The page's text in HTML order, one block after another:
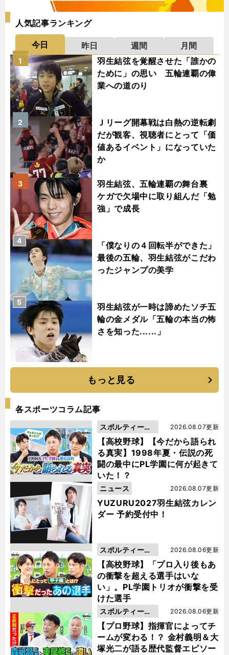
人気記事ランキング
今日 昨日 週間
月間
羽生結弦を覚醒させた「誰かの
ために」の思い 五輪連覇の偉
業への道のり
1
Ｊリーグ開幕戦は白熱の逆転劇
だが観客、視聴者にとって「価
値あるイベント」になっていた
か
2
羽生結弦、五輪連覇の舞台裏
ケガで欠場中に取り組んだ「勉
強」で成長
3
「僕なりの４回転半ができた」
最後の五輪、羽生結弦がこだわ
ったジャンプの美学
4
羽生結弦が一時は諦めたソチ五
輪の金メダル「五輪の本当の怖
さを知った......」
5
もっと見る
各スポーツコラム記事
【高校野球】【今だから語られ
る真実】1998年夏・伝説の死
闘の最中にPL学園に何が起きて
いた！？
2026.08.07更新
スポルティーバ
動画
YUZURU2027羽生結弦カレン
ダー 予約受付中！
2026.08.07更新
ニュース
【高校野球】「プロ入り後もあ
の衝撃を超える選手はいな
い」。PL学園トリオが衝撃を受
けた選手
2026.08.06更新
スポルティーバ
動画
【プロ野球】指揮官によってチ
ームが変わる！？ 金村義明＆大
塚光二が語る歴代監督エピソー
2026.08.06更新
スポルティーバ
動画